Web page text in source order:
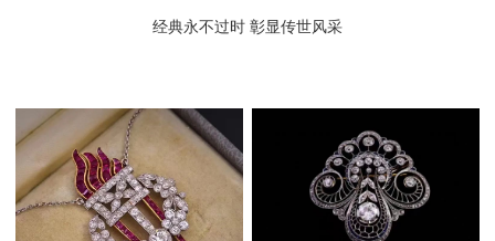
经典永不过时 彰显传世风采